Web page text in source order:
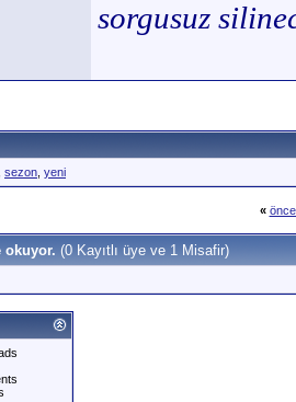
sorgusuz
sezon yeni
«
okuyor. (0 Kayıtlı üye ve 1 Misafir)